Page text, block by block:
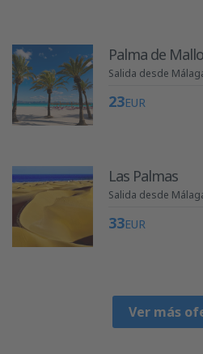
Palma de
Salida desde
23EUR
Las Palmas
Salida desde
33EUR
Ver más